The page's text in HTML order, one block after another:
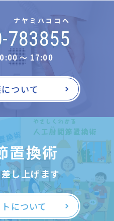
ナヤミハココヘ
783855
〜 17:00
ついて
置換術
し上げます
について